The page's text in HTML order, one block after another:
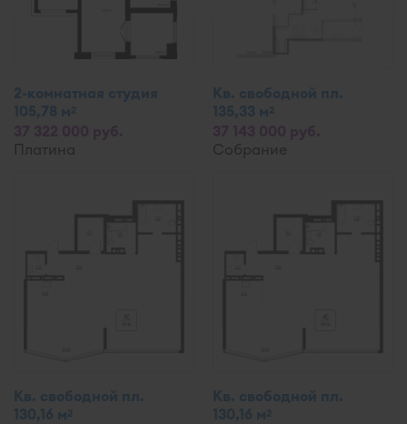
2-комнатная студия
105,78 м2
Платина
Кв. свободной пл.
135,33 м2
Собрание
Кв. свободной пл.
130,16 м2
Кв. свободной пл.
130,16 м2